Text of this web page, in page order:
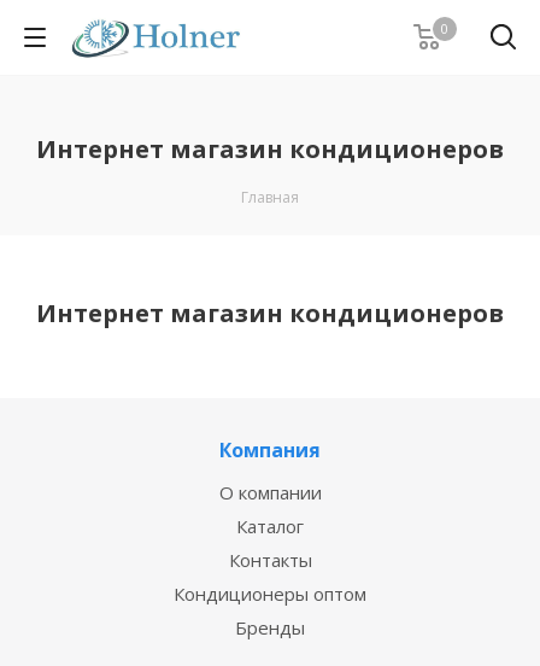
0
Интернет магазин кондиционеров
Главная
Интернет магазин кондиционеров
Компания
О компании
Каталог
Контакты
Кондиционеры оптом
Бренды